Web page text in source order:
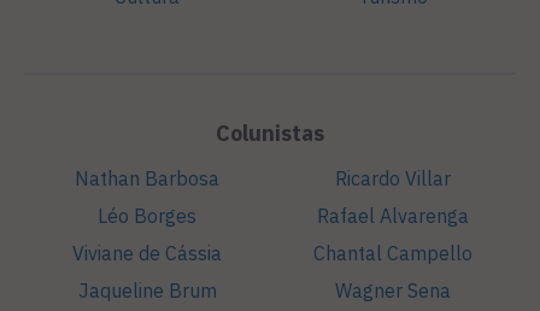
Colunistas
Nathan Barbosa
Léo Borges
Viviane de Cássia
Jaqueline Brum
Ricardo Villar
Rafael Alvarenga
Chantal Campello
Wagner Sena